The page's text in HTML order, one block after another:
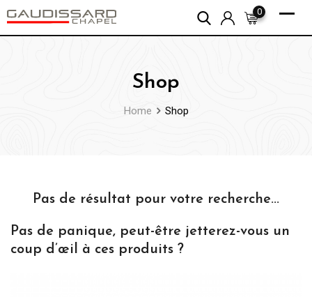
Skip
to
0
Shop
Home Shop
Pas de résultat pour votre recherche...
Pas de panique, peut-être jetterez-vous un
coup d’œil à ces produits ?